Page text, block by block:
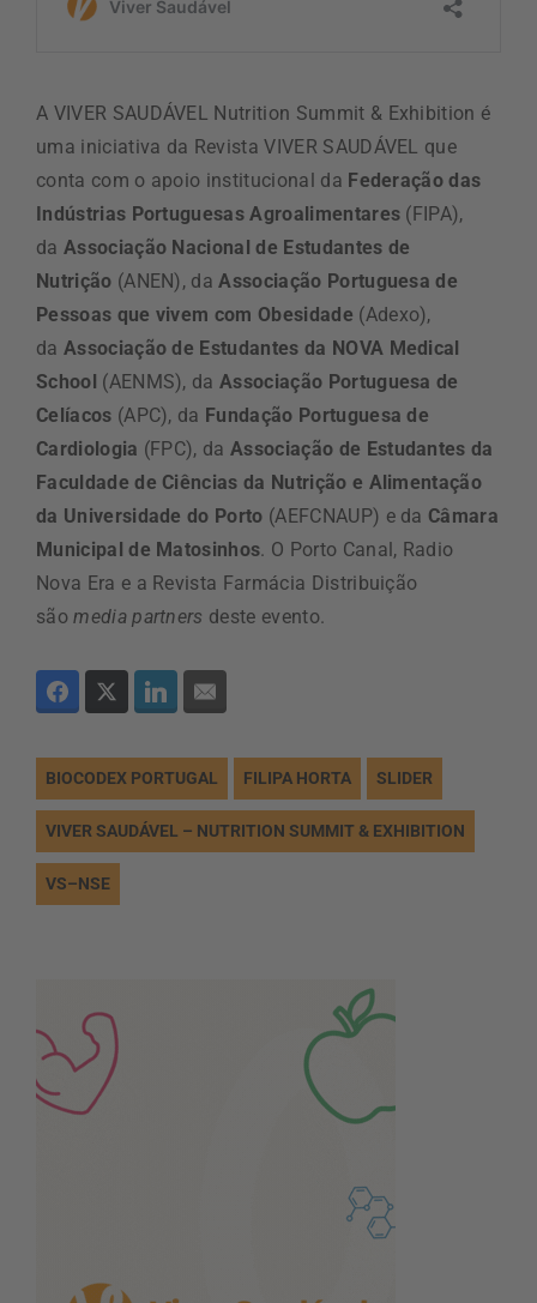
A VIVER SAUDÁVEL Nutrition Summit & Exhibition é
uma iniciativa da Revista VIVER SAUDÁVEL que
conta com o apoio institucional da Federação das
Indústrias Portuguesas Agroalimentares (FIPA),
da Associação Nacional de Estudantes de
Nutrição (ANEN), daAssociação Portuguesa de
Pessoas que vivem com Obesidade (Adexo),
da Associação de Estudantes da NOVA Medical
School (AENMS), daAssociação Portuguesa de
Celíacos (APC), da Fundação Portuguesa de
Cardiologia (FPC), daAssociação de Estudantes da
Faculdade de Ciências da Nutrição e Alimentação
da Universidade do Porto (AEFCNAUP) e da Câmara
Municipal de Matosinhos. O Porto Canal, Radio
Nova Era e a Revista Farmácia Distribuição
sãomedia partners deste evento.
BIOCODEX PORTUGAL FILIPA HORTA SLIDER
VIVER SAUDÁVEL – NUTRITION SUMMIT & EXHIBITION
VS–NSE